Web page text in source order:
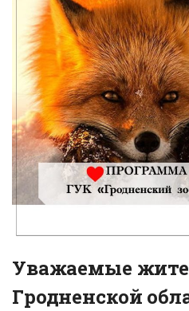
Уважаемые
Гродненской